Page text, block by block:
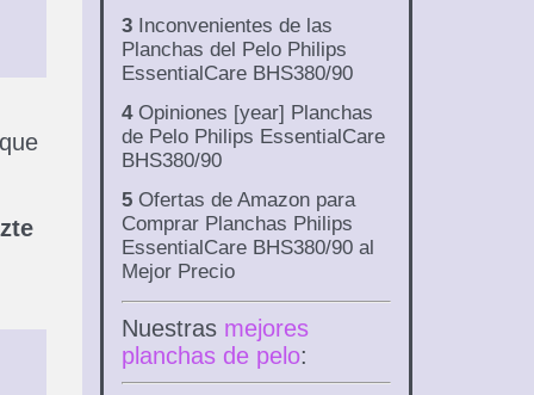
3Inconvenientes de las
Planchas del Pelo Philips
EssentialCare BHS380/90
4Opiniones [year] Planchas
de Pelo Philips EssentialCare
BHS380/90
5Ofertas de Amazon para
Comprar Planchas Philips
EssentialCare BHS380/90 al
Mejor Precio
Nuestras mejores
planchas de pelo: